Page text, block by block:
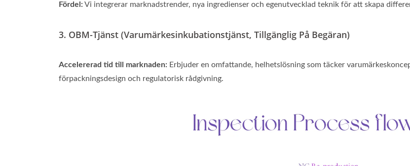
Fördel:Vi integrerar marknadstrender, nya ingredienser och egenutvecklad teknik för att skapa
3. OBM-Tjänst (Varumärkesinkubationstjänst, Tillgänglig På Begäran)
Accelererad tid till marknaden: Erbjuder en omfattande, helhetslösning som täcker
förpackningsdesign och regulatorisk rådgivning.